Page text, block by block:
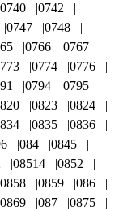
0740
0742
0747
0748
0766
0767
0774
0776
0794
0795
0823
0824
0835
0836
084
0845
08514
0852
0858 0859
086
0869 087
0875